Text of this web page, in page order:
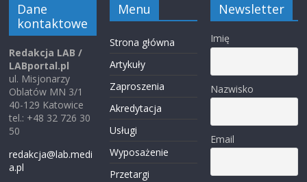
Dane
kontaktowe
Redakcja LAB /
LABportal.pl
ul. Misjonarzy
Oblatów MN 3/1
40-129 Katowice
tel.: +48 32 726 30
50
redakcja@lab.medi
a.pl
Menu
Strona główna
Artykuły
Zaproszenia
Akredytacja
Usługi
Wyposażenie
Przetargi
Newsletter
Imię
Nazwisko
Email